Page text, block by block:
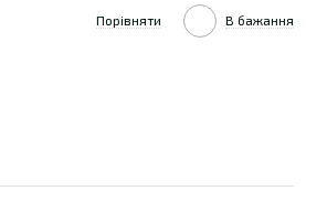
Порівняти В бажання